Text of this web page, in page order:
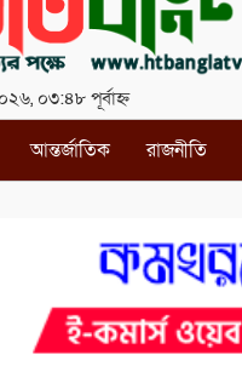
০৩:৪৮ পূর্বাহ্ন
আন্তর্জাতিক রাজনীতি